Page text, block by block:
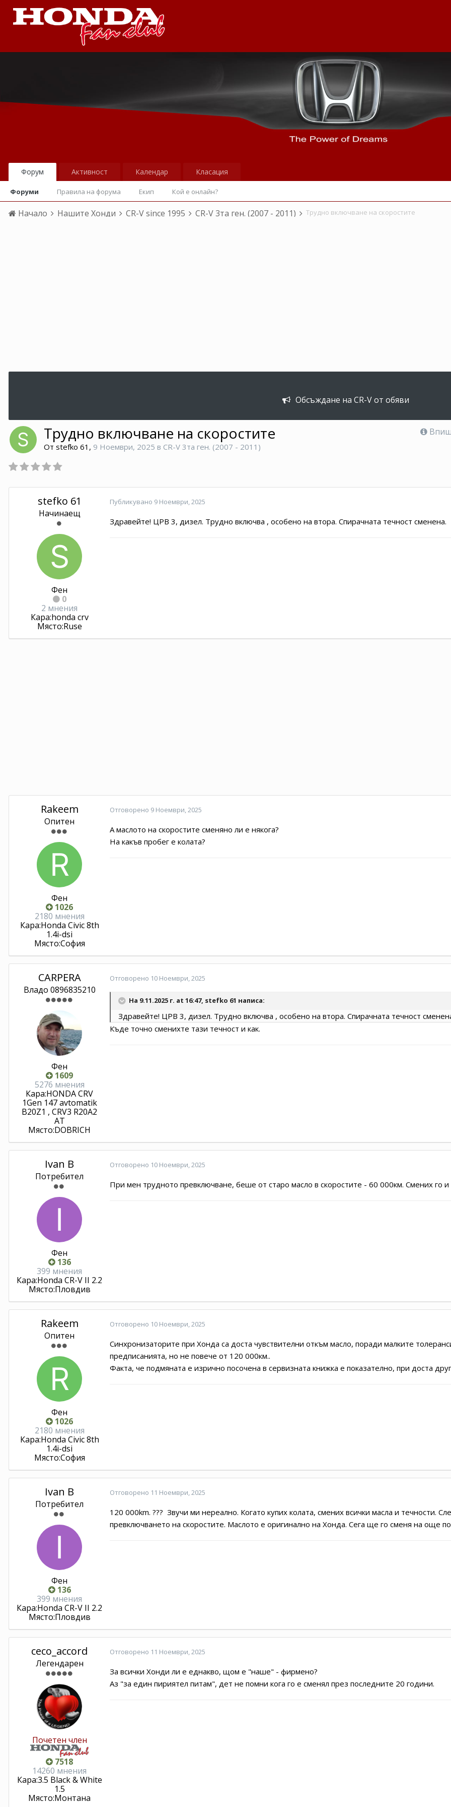
Форум
Форуми Правила на форума Екип Кой е онлайн?
Активност Календар Класация
Начало Нашите Хонди CR-V since 1995 CR-V 3та ген. (2007 - 2011) Трудно включване на скоростите
Обсъждане на CR-V от обяви
Трудно включване на скоростите
От stefko 61 , 9 Ноември, 2025 в CR-V 3та ген. (2007 - 2011)
stefko 61
Начинаещ
Фен
0
2 мнения
Кара:honda crv
Място:Ruse
Публикувано 9 Ноември, 2025
Здравейте! ЦРВ 3, дизел. Трудно включва , особено на втора. Спирачната течност сменена.
Rakeem
Опитен
Фен
1026
2180 мнения
Кара:Honda Civic 8th
1.4i-dsi
Място:София
Отговорено 9 Ноември, 2025
А маслото на скоростите сменяно ли е някога?
На какъв пробег е колата?
CARPERA
Владо 0896835210
Фен
1609
5276 мнения
Кара:HONDA CRV
1Gen 147 avtomatik
B20Z1 , CRV3 R20A2
AT
Място:DOBRICH
Отговорено 10 Ноември, 2025
На 9.11.2025 г. at 16:47, stefko 61 написа:
Здравейте! ЦРВ 3, дизел. Трудно включва , особено на втора. Спирачната течност
Къде точно сменихте тази течност и как.
Ivan B
Потребител
Фен
136
399 мнения
Кара:Honda CR-V II 2.2
Място:Пловдив
Отговорено 10 Ноември, 2025
При мен трудното превключване, беше от старо масло в скоростите - 60 000км. Смених го
Rakeem
Опитен
Фен
1026
2180 мнения
Кара:Honda Civic 8th
1.4i-dsi
Място:София
Отговорено 10 Ноември, 2025
Синхронизаторите при Хонда са доста чувствителни откъм масло, поради малките
предписанията, но не повече от 120 000км..
Факта, че подмяната е изрично посочена в сервизната книжка е показателно, при доста
Ivan B
Потребител
Фен
136
399 мнения
Кара:Honda CR-V II 2.2
Място:Пловдив
Отговорено 11 Ноември, 2025
120 000km. ??? Звучи ми нереално. Когато купих колата, смених всички масла и течности.
превключването на скоростите. Маслото е оригинално на Хонда. Сега ще го сменя на още
ceco_accord
Легендарен
Почетен член
7518
14260 мнения
Кара:3.5 Black & White
1.5
Място:Монтана
Отговорено 11 Ноември, 2025
За всички Хонди ли е еднакво, щом е "наше" - фирмено?
Аз "за един пириятел питам", дет не помни кога го е сменял през последните 20 години.